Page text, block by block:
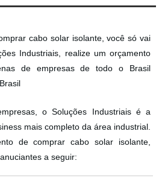
cabo solar isolante, você só vai
Industriais, realize um orçamento
de empresas de todo o Brasil
o Soluções Industriais é a
mais completo da área industrial.
de comprar cabo solar isolante,
a seguir: